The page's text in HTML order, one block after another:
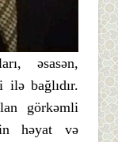
əsasən,
bağlıdır.
görkəmli
həyat və